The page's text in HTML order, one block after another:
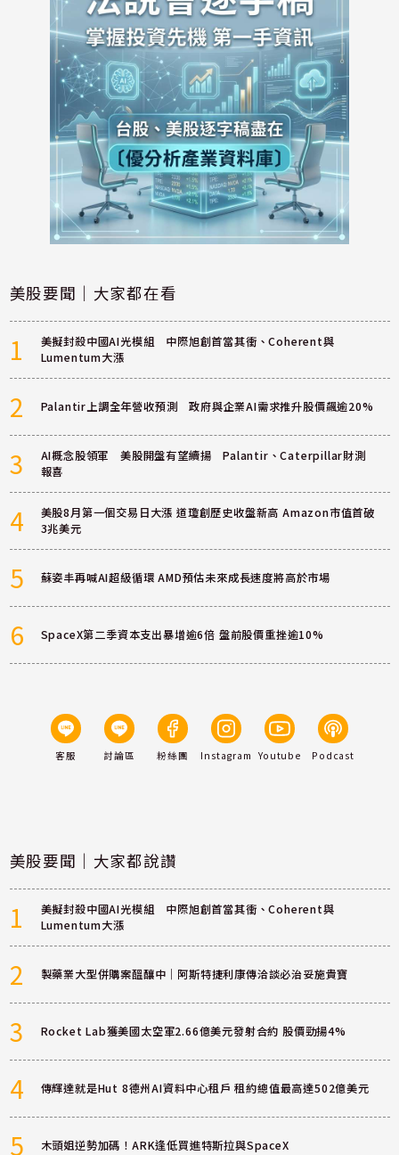
美股要聞｜大家都在看
1
美擬封殺中國AI光模組 中際旭創首當其衝、Coherent與
Lumentum大漲
2 Palantir上調全年營收預測 政府與企業AI需求推升股價飆逾20%
3
AI概念股領軍 美股開盤有望續揚 Palantir、Caterpillar財測
報喜
4
美股8月第一個交易日大漲 道瓊創歷史收盤新高 Amazon市值首破
3兆美元
5 蘇姿丰再喊AI超級循環 AMD預估未來成長速度將高於市場
6 SpaceX第二季資本支出暴增逾6倍 盤前股價重挫逾10%
客服 討論區 粉絲團 Instagram Youtube Podcast
美股要聞｜大家都說讚
1
美擬封殺中國AI光模組 中際旭創首當其衝、Coherent與
Lumentum大漲
2 製藥業大型併購案醞釀中｜阿斯特捷利康傳洽談必治妥施貴寶
3 Rocket Lab獲美國太空軍2.66億美元發射合約 股價勁揚4%
4 傳輝達就是Hut 8德州AI資料中心租戶 租約總值最高達502億美元
5 木頭姐逆勢加碼！ARK逢低買進特斯拉與SpaceX